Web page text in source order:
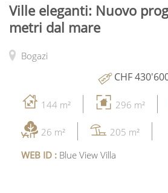
Ville eleganti: Nuovo
metri dal mare
Bogazi
CHF
144 m² 296 m²
26 m²
205 m²
WEB ID : Blue View Villa